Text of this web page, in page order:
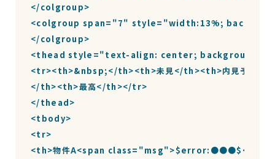
</colgroup>
<colgroup span="7" style="width:13%;
</colgroup>
<thead style="text-align: center; background:
<tr><th>&nbsp;</th><th>未見</th><th>内見予定</
</th><th>最高</th></tr>
</thead>
<tbody>
<tr>
<th>物件A<span class="msg">$error:●●●$</